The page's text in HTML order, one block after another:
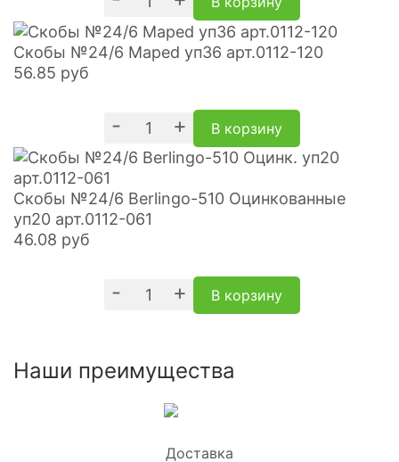
Скобы №24/6 Maped уп36 арт.0112-120
56.85 руб
- + В корзину
Скобы №24/6 Berlingo-510 Оцинкованные
уп20 арт.0112-061
46.08 руб
- + В корзину
Наши преимущества